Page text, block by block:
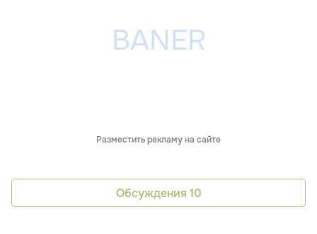
Разместить рекламу на сайте
Обсуждения 10